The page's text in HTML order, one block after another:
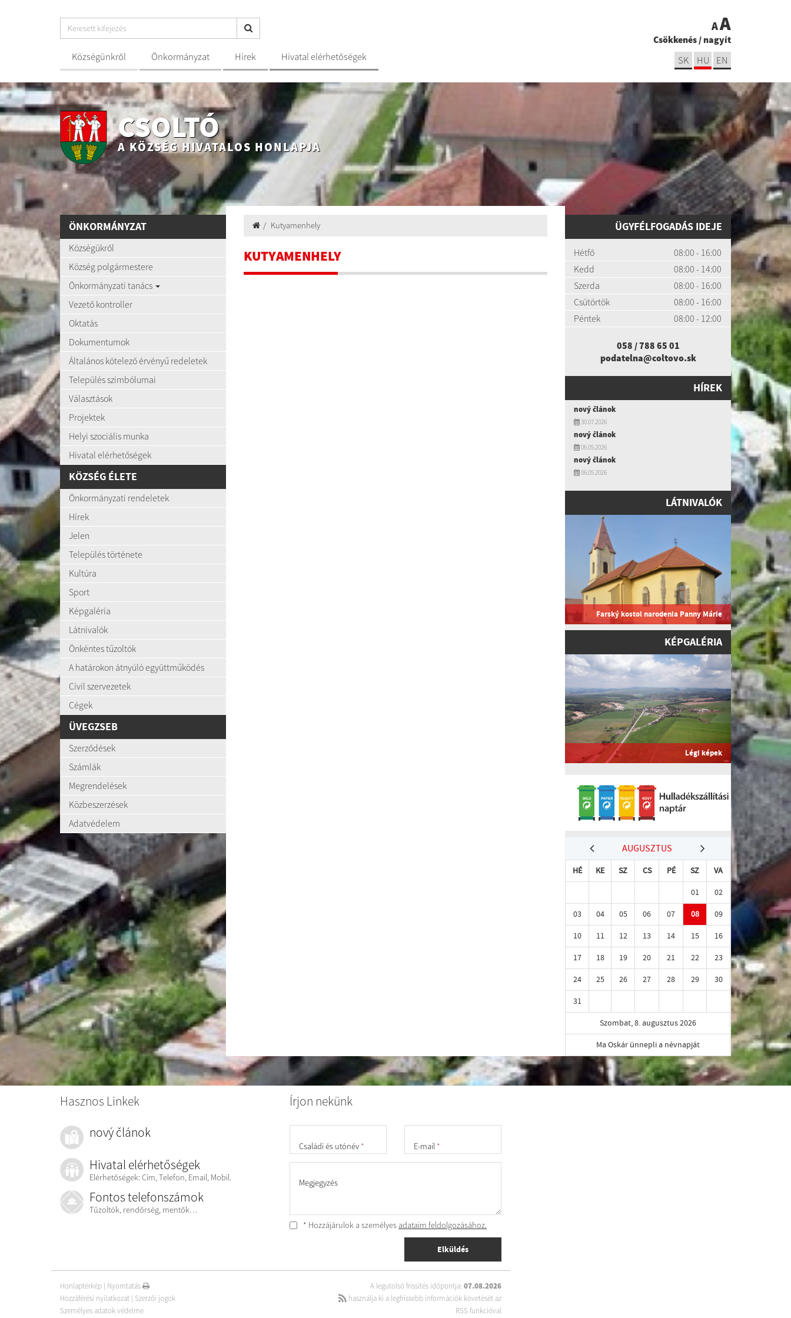
Községünkről Önkormányzat Hírek Hivatal elérhetőségek
AA
Csökkenés/ nagyít
SK HU EN
CSOLTÓ
A KÖZSÉG HIVATALOS HONLAPJA
ÖNKORMÁNYZAT
Községükről
Község polgármestere
Önkormányzati tanács
Vezető kontroller
Oktatás
Dokumentumok
Általános kötelező érvényű redeletek
Település szimbólumai
Választások
Projektek
Helyi szociális munka
Hivatal elérhetőségek
KÖZSÉG ÉLETE
Önkormányzati rendeletek
Hírek
Jelen
Település története
Kultúra
Sport
Képgaléria
Látnivalók
Önkéntes tűzoltók
A határokon átnyúló együttműködés
Civil szervezetek
Cégek
ÜVEGZSEB
Szerződések
Számlák
Megrendelések
Közbeszerzések
Adatvédelem
Kutyamenhely
KUTYAMENHELY
ÜGYFÉLFOGADÁS IDEJE
Hétfő
08:00 - 16:00
Kedd
08:00 - 14:00
Szerda
08:00 - 16:00
Csütörtök
08:00 - 16:00
Péntek
08:00 - 12:00
058 / 788 65 01
podatelna@coltovo.sk
HÍREK
nový článok
30.07.2026
nový článok
06.05.2026
nový článok
06.05.2026
LÁTNIVALÓK
Farský kostol narodenia Panny Márie
KÉPGALÉRIA
Légi képek
AUGUSZTUS
HÉ KE SZ CS PÉ SZ
VA
01
02
03
04 05 06 07 08
09
10
11 12 13 14 15
16
17
18 19 20 21 22
23
24
25 26 27 28 29
30
31
Szombat, 8. augusztus 2026
Ma Oskár ünnepli a névnapját
Írjon nekünk
Családi és utónév * E-mail *
Megjegyzés
* Hozzájárulok a személyes adataim feldolgozásához.
Elküldés
Hasznos Linkek
nový článok
Hivatal elérhetőségek
Elérhetőségek: Cím, Telefon, Email, Mobil.
Fontos telefonszámok
Tűzoltók, rendőrség, mentők…
A legutolsó frissítés időpontja: 07.08.2026
használja ki a legfrissebb információk követését az
RSS funkcióval
Honlaptérkép | Nyomtatás
Hozzáférési nyilatkozat | Szerzői jogok
Személyes adatok védelme